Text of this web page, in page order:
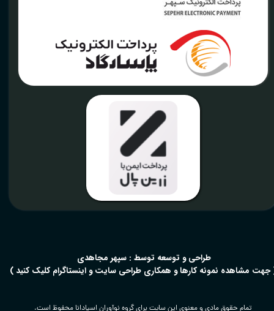
تمام حقوق مادی و معنوی این سایت برای گروه نوآوران اسپادانا محفوظ است.
​طراحی و توسعه توسط : سپهر مجاهدی
جهت مشاهده نمونه کارها و همکاری طراحی سایت و اینستاگرام کلیک کنید )